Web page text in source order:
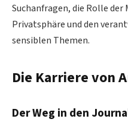
Suchanfragen, die Rolle der
Privatsphäre und den
sensiblen Themen.
Die Karriere von
Der Weg in den